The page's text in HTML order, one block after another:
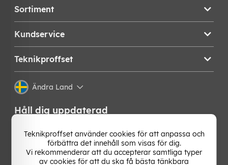
Sortiment
Kundservice
Teknikproffset
Ändra Land
Håll dig uppdaterad
Få de senaste nyheterna, hetaste erbjudandena och
bästa tipsen från oss direkt i din mejlkorg. Signa upp på
vårt nyhetsbrev!
Teknikproffset använder cookies för att anpassa och
förbättra det innehåll som visas för dig.
Vi rekommenderar att du accepterar samtliga typer
av cookies för att du ska få bästa tänkbara